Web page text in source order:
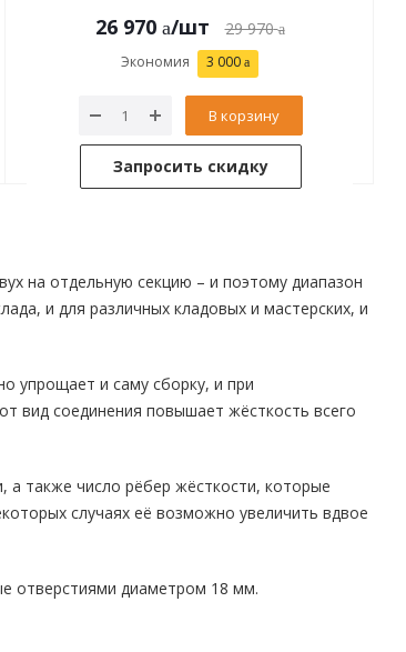
26 970 /шт 29 970
Экономия 3 000
В корзину
Запросить скидку
на отдельную секцию – и поэтому диапазон
и для различных кладовых и мастерских, и
упрощает и саму сборку, и при
вид соединения повышает жёсткость всего
а также число рёбер жёсткости, которые
случаях её возможно увеличить вдвое
отверстиями диаметром 18 мм.